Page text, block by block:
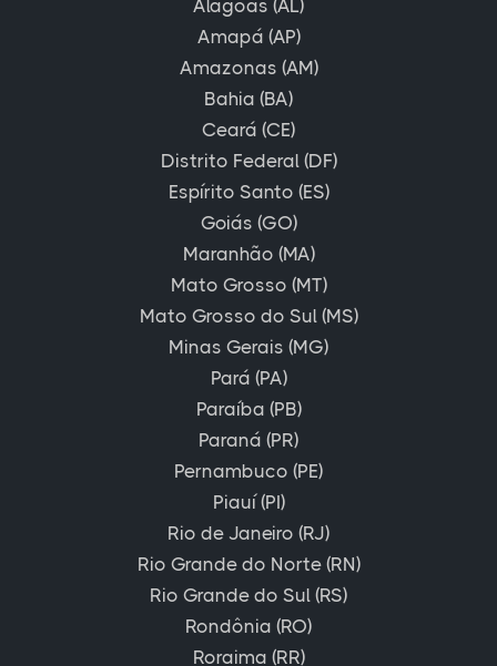
Alagoas (AL)
Amapá (AP)
Amazonas (AM)
Bahia (BA)
Ceará (CE)
Distrito Federal (DF)
Espírito Santo (ES)
Goiás (GO)
Maranhão (MA)
Mato Grosso (MT)
Mato Grosso do Sul (MS)
Minas Gerais (MG)
Pará (PA)
Paraíba (PB)
Paraná (PR)
Pernambuco (PE)
Piauí (PI)
Rio de Janeiro (RJ)
Rio Grande do Norte (RN)
Rio Grande do Sul (RS)
Rondônia (RO)
Roraima (RR)